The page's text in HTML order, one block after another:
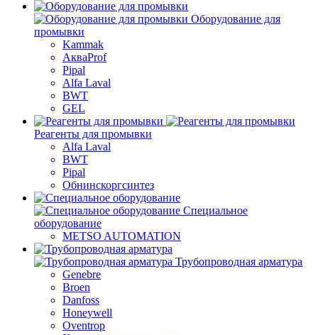
Оборудование для
промывки
Kammak
АкваProf
Pipal
Alfa Laval
BWT
GEL
Реагенты для промывки
Alfa Laval
BWT
Pipal
Обнинскоргсинтез
Специальное
оборудование
METSO AUTOMATION
Трубопроводная арматура
Genebre
Broen
Danfoss
Honeywell
Oventrop